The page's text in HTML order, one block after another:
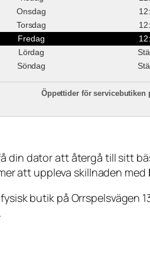
Onsdag
Torsdag
Fredag
Lördag
Söndag
Öppettider för servicebutiken
din dator att återgå till sitt
att uppleva skillnaden med
butik på Orrspelsvägen